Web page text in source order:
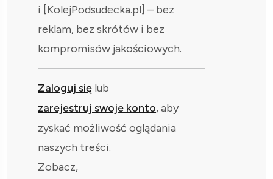
i [KolejPodsudecka.pl] – bez
reklam, bez skrótów i bez
kompromisów jakościowych.
Zaloguj się lub
zarejestruj swoje konto, aby
zyskać możliwość oglądania
naszych treści.
Zobacz,